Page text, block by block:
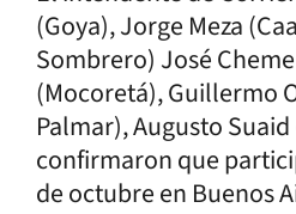
(Goya), Jorge Meza
Sombrero) José
(Mocoretá), Guillermo
Palmar), Augusto
confirmaron que
de octubre en Buenos